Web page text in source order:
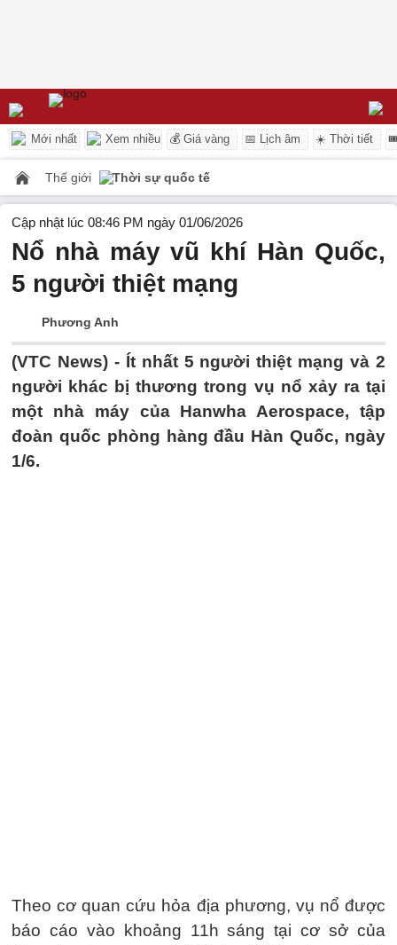
Mới nhất Xem nhiều 💰 Giá vàng 📅 Lịch âm ☀️ Thời tiết
Thế giới Thời sự quốc tế
Cập nhật lúc 08:46 PM ngày 01/06/2026
Nổ nhà máy vũ khí Hàn Quốc,
5 người thiệt mạng
Phương Anh
(VTC News) - Ít nhất 5 người thiệt mạng và 2
người khác bị thương trong vụ nổ xảy ra tại
một nhà máy của Hanwha Aerospace, tập
đoàn quốc phòng hàng đầu Hàn Quốc, ngày
1/6.
Theo cơ quan cứu hỏa địa phương, vụ nổ được
báo cáo vào khoảng 11h sáng tại cơ sở của